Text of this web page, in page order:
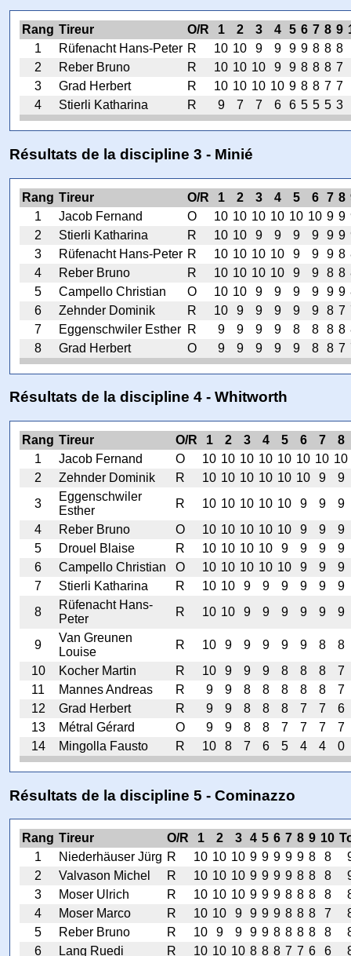
Rang Tireur O/R 1 2 3 4 5 6 7 8 9
1
Rüfenacht Hans-Peter R 10 10 9 9 9 9 8 8 8
2
Reber Bruno R 10 10 10 9 9 8 8 8 7
3
Grad Herbert R 10 10 10 10 9 8 8 7 7
4
Stierli Katharina R 9 7 7 6 6 5 5 5 3
Résultats de la discipline 3 - Minié
Rang Tireur O/R 1 2 3 4 5 6 7 8
1
Jacob Fernand O 10 10 10 10 10 10 9 9
2
Stierli Katharina R 10 10 9 9 9 9 9 9
3
Rüfenacht Hans-Peter R 10 10 10 10 9 9 9 8
4
Reber Bruno R 10 10 10 10 9 9 8 8
5
Campello Christian O 10 10 9 9 9 9 9 9
6
Zehnder Dominik R 10 9 9 9 9 9 8 7
7
Eggenschwiler Esther R 9 9 9 9 8 8 8 8
8
Grad Herbert O 9 9 9 9 9 8 8 7
Résultats de la discipline 4 - Whitworth
Rang Tireur O/R 1 2 3 4 5 6 7
8
1
Jacob Fernand O 10 10 10 10 10 10 10 10
2
Zehnder Dominik R 10 10 10 10 10 10 9
9
3
Eggenschwiler
Esther
R 10 10 10 10 10 9 9
9
4
Reber Bruno O 10 10 10 10 10 9 9
9
5
Drouel Blaise R 10 10 10 10 9 9 9
9
6
Campello Christian O 10 10 10 10 10 9 9
9
7
Stierli Katharina R 10 10 9 9 9 9 9
9
8
Rüfenacht Hans-
Peter
R 10 10 9 9 9 9 9 9
9
Van Greunen
Louise
R 10 9 9 9 9 9 8
8
10
Kocher Martin R 10 9 9 9 8 8 8
7
11
Mannes Andreas R 9 9 8 8 8 8 8
7
12
Grad Herbert R 9 9 8 8 8 7 7
6
13
Métral Gérard O 9 9 8 8 7 7 7
7
14
Mingolla Fausto R 10 8 7 6 5 4 4 0
Résultats de la discipline 5 - Cominazzo
Rang Tireur O/R 1 2 3 4 5 6 7 8 9 10
1
Niederhäuser Jürg R 10 10 10 9 9 9 9 9 8 8
2
Valvason Michel R 10 10 10 9 9 9 9 8 8 8
3
Moser Ulrich R 10 10 10 9 9 9 8 8 8 8
4
Moser Marco R 10 10 9 9 9 9 8 8 8 7
5
Reber Bruno R 10 9 9 9 9 8 8 8 8 8
6
Lang Ruedi R 10 10 10 8 8 8 7 7 6 6